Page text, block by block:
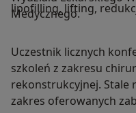
lipofilling, lifting,
Medycznego.
Uczestnik licznych
szkoleń z zakresu
rekonstrukcyjnej. Stale
zakres oferowanych